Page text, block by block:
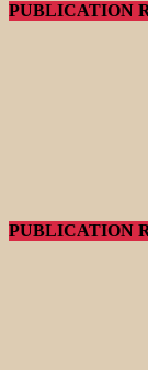
PUBLICATION
PUBLICATION